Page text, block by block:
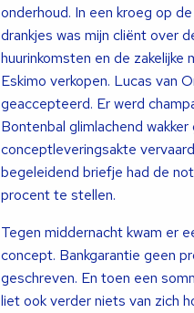
onderhoud. In een kroeg op
drankjes was mijn cliënt over
huurinkomsten en de zakelijke
Eskimo verkopen. Lucas van
geaccepteerd. Er werd
Bontenbal glimlachend
conceptleveringsakte
begeleidend briefje had de
procent te stellen.
Tegen middernacht kwam er
concept. Bankgarantie geen
geschreven. En toen een
liet ook verder niets van zich